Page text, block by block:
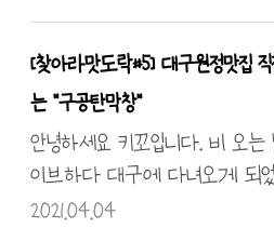
땐 1 테이블만 식사 중이었어요.
이렇게 바꾸는구나 싶었지요! 저
자마자 갈비찜 4인분을 시켰답
반찬이 나오고 주문한 메뉴가
5? 센티미터쯤 되는 뚝배기에 담
어요. 그만큼 맛있다는 말씀을 드
은 가게입니다. 혜자 초밥은 허
은 가게에서 시작하였는데요 이
가능인원은 최대 6명~8명이었답
은 바로 맞은편 큰 건물로 이사를
5명 정도 식사가 가능해 보입니다
[찾아라맛도락#5] 대구원정맛집
는 "구공탄막창"
안녕하세요 키꼬입니다. 비 오
이브하다 대구에 다녀오게 되
초벌 그리고 연탄으로 막창을 구
2021.04.04